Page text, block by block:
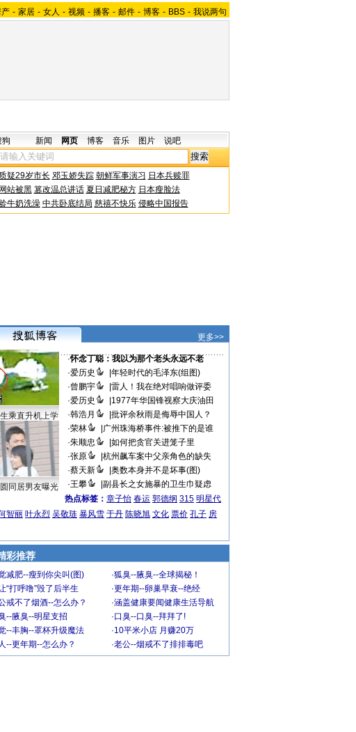
产 - 家居 - 女人 - 视频 - 播客 - 邮件 - 博客 - BBS - 我说两句
新闻 网页 博客 音乐 图片 说吧
疑29岁市长 邓玉娇失踪 朝鲜军事演习 日本兵赎罪
站被黑 篡改温总讲话 夏日减肥秘方 日本瘦脸法
牛奶洗澡 中共卧底结局 慈禧不快乐 侵略中国报告
更多>>
乘直升机上学
同居男友曝光
·怀念丁聪：我以为那个老头永远不老
·爱历史
年轻时代的毛泽东(组图)
·曾鹏宇
雷人！我在绝对唱响做评委
·爱历史
1977年华国锋视察大庆油田
·韩浩月
批评余秋雨是侮辱中国人？
·荣林
广州珠海桥事件:被推下的是谁
·朱顺忠
如何把贪官关进笼子里
·张原
杭州飙车案中父亲角色的缺失
·蔡天新
奥数本身并不是坏事(图)
·王攀
副县长之女施暴的卫生巾疑虑
热点标签： 章子怡 春运 郭德纲 315 明星代
智丽 叶永烈 吴敬琏 暴风雪 于丹 陈晓旭 文化 票价 孔子 房
彩推荐
减肥--瘦到你尖叫(图) ·狐臭--腋臭--全球揭秘！
“打呼噜”毁了后半生 ·更年期--卵巢早衰--绝经
戒不了烟酒--怎么办？ ·涵盖健康要闻健康生活导航
--腋臭--明星支招 ·口臭--口臭--拜拜了!
--丰胸--罩杯升级魔法 ·10平米小店 月赚20万
--更年期--怎么办？ ·老公--烟戒不了排排毒吧